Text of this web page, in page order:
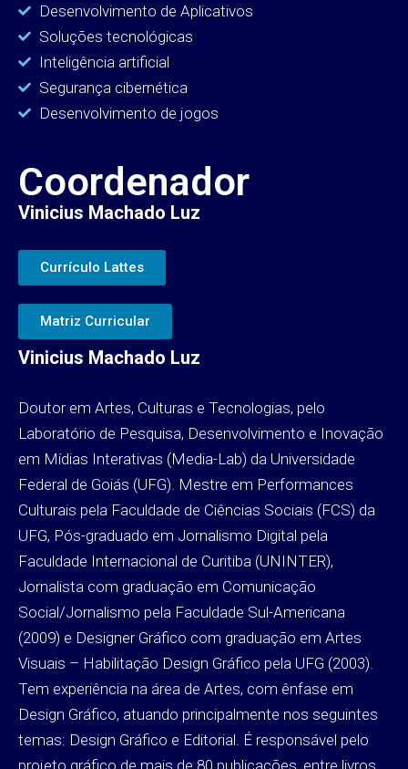
Desenvolvimento de Aplicativos
Soluções tecnológicas
Inteligência artificial
Segurança cibernética
Desenvolvimento de jogos
Coordenador
Vinicius Machado Luz
Currículo Lattes
Matriz Curricular
Vinicius Machado Luz
Doutor em Artes, Culturas e Tecnologias, pelo
Laboratório de Pesquisa, Desenvolvimento e Inovação
em Mídias Interativas (Media-Lab) da Universidade
Federal de Goiás (UFG). Mestre em Performances
Culturais pela Faculdade de Ciências Sociais (FCS) da
UFG, Pós-graduado em Jornalismo Digital pela
Faculdade Internacional de Curitiba (UNINTER),
Jornalista com graduação em Comunicação
Social/Jornalismo pela Faculdade Sul-Americana
(2009) e Designer Gráfico com graduação em Artes
Visuais – Habilitação Design Gráfico pela UFG (2003).
Tem experiência na área de Artes, com ênfase em
Design Gráfico, atuando principalmente nos seguintes
temas: Design Gráfico e Editorial. É responsável pelo